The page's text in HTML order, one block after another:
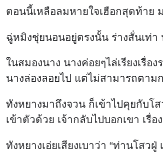
ตอนนี้เหลือลมหายใจเฮือกสุดท้าย
ฉู่หมิงชุ่ยนอนอยู่ตรงนั้น ร่างสั่นเท่า